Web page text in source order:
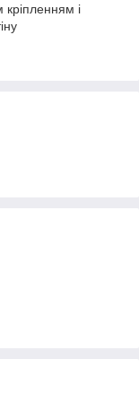
кріпленням і